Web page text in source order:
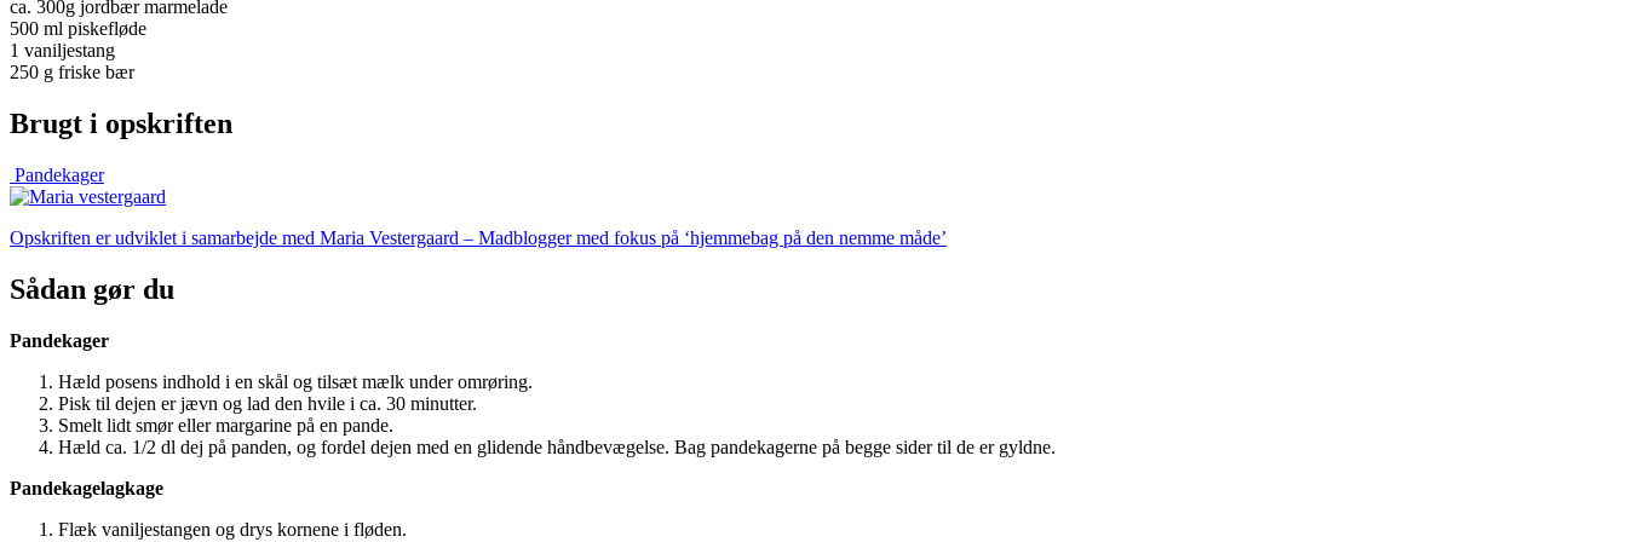
ca. 300g jordbær marmelade
500 ml piskefløde
1 vaniljestang
250 g friske bær
Brugt i opskriften
Pandekager
Opskriften er udviklet i samarbejde med Maria Vestergaard – Madblogger med fokus på ‘hjemmebag på den nemme måde’
Sådan gør du
Pandekager
Hæld posens indhold i en skål og tilsæt mælk under omrøring.
Pisk til dejen er jævn og lad den hvile i ca. 30 minutter.
Smelt lidt smør eller margarine på en pande.
Hæld ca. 1/2 dl dej på panden, og fordel dejen med en glidende håndbevægelse. Bag pandekagerne på begge sider til de er gyldne.
Pandekagelagkage
Flæk vaniljestangen og drys kornene i fløden.